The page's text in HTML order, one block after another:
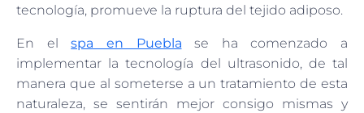
tecnología, promueve la ruptura del tejido adiposo.
En elspa en Puebla se ha comenzado a
implementar la tecnología del ultrasonido, de tal
manera que al someterse a un tratamiento de esta
naturaleza, se sentirán mejor consigo mismas y